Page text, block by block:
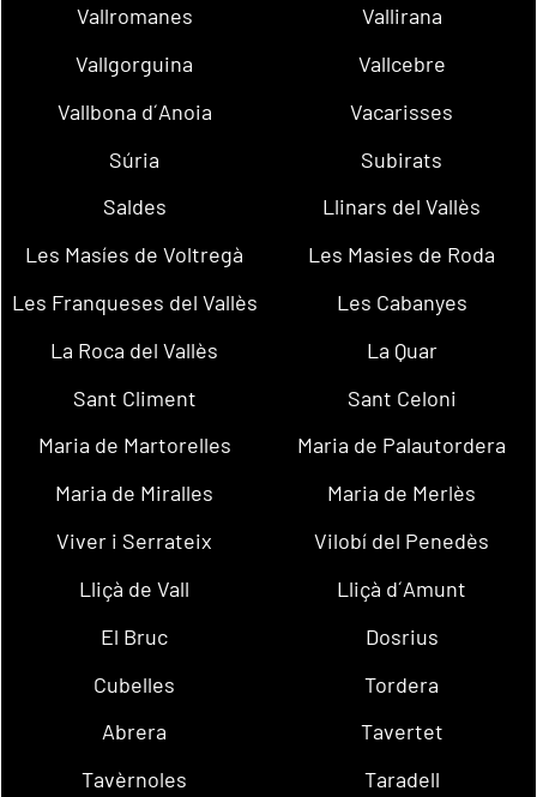
Vallromanes
Vallirana
Vallgorguina
Vallcebre
Vallbona d´Anoia
Vacarisses
Súria
Subirats
Saldes
Llinars del Vallès
Les Masíes de Voltregà
Les Masies de Roda
Les Franqueses del Vallès
Les Cabanyes
La Roca del Vallès
La Quar
Sant Climent
Sant Celoni
Maria de Martorelles
Maria de Palautordera
Maria de Miralles
Maria de Merlès
Viver i Serrateix
Vilobí del Penedès
Lliçà de Vall
Lliçà d´Amunt
El Bruc
Dosrius
Cubelles
Tordera
Abrera
Tavertet
Tavèrnoles
Taradell